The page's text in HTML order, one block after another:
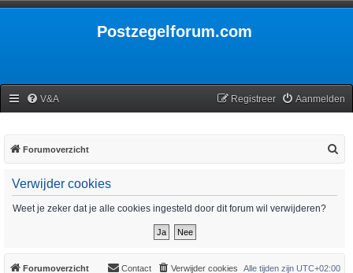
Postzegelforum.com
V&A Aanmelden
Registreer
Forumoverzicht
Verwijder cookies
Weet je zeker dat je alle cookies ingesteld door dit forum wil verwijderen?
Forumoverzicht Alle tijden zijn UTC+02:00
Verwijder cookies
Contact